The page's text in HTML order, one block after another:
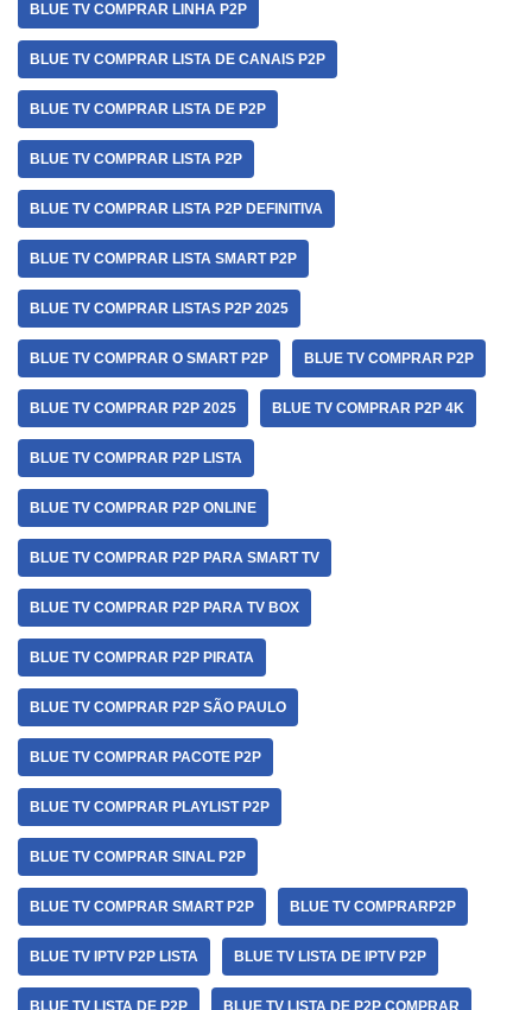
BLUE TV COMPRAR LINHA P2P
BLUE TV COMPRAR LISTA DE CANAIS P2P
BLUE TV COMPRAR LISTA DE P2P
BLUE TV COMPRAR LISTA P2P
BLUE TV COMPRAR LISTA P2P DEFINITIVA
BLUE TV COMPRAR LISTA SMART P2P
BLUE TV COMPRAR LISTAS P2P 2025
BLUE TV COMPRAR O SMART P2P BLUE TV COMPRAR P2P
BLUE TV COMPRAR P2P 2025 BLUE TV COMPRAR P2P 4K
BLUE TV COMPRAR P2P LISTA
BLUE TV COMPRAR P2P ONLINE
BLUE TV COMPRAR P2P PARA SMART TV
BLUE TV COMPRAR P2P PARA TV BOX
BLUE TV COMPRAR P2P PIRATA
BLUE TV COMPRAR P2P SÃO PAULO
BLUE TV COMPRAR PACOTE P2P
BLUE TV COMPRAR PLAYLIST P2P
BLUE TV COMPRAR SINAL P2P
BLUE TV COMPRAR SMART P2P BLUE TV COMPRARP2P
BLUE TV IPTV P2P LISTA BLUE TV LISTA DE IPTV P2P
BLUE TV LISTA DE P2P BLUE TV LISTA DE P2P COMPRAR